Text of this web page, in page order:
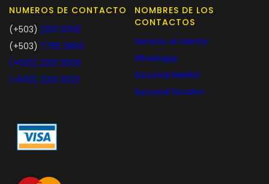
NUMEROS DE CONTACTO
(+503) 2201 3000
(+503) 7755 0993
(+503) 2201 3009
(+503) 2201 3023
NOMBRES DE LOS
CONTACTOS
Servicio al cliente
Whatsapp
Sucursal Merliot
Sucursal Escalon